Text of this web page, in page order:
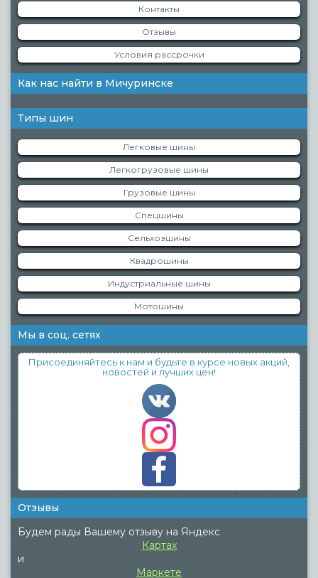
Контакты
Отзывы
Условия рассрочки
Как нас найти в Мичуринске
Типы шин
Легковые шины
Легкогрузовые шины
Грузовые шины
Спецшины
Сельхозшины
Квадрошины
Индустриальные шины
Мотошины
Мы в соц. сетях
Присоединяйтесь к нам и будьте в курсе новых акций,
новостей и лучших цен!
Отзывы
Будем рады Вашему отзыву на Яндекс
Картах
и
Маркете